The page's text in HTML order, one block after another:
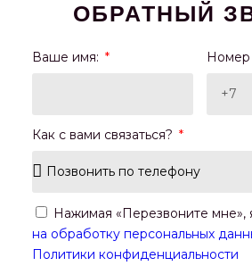
ОБРАТНЫЙ
Ваше имя: Номер
Как с вами связаться?
Нажимая «Перезвоните мне»,
на обработку персональных
Политики конфиденциальности